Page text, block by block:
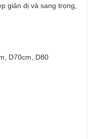
giản dị và sang trọng,
D70cm, D80